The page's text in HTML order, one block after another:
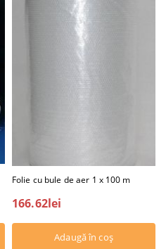
Folie cu bule de aer 1 x 100 m
166.62lei